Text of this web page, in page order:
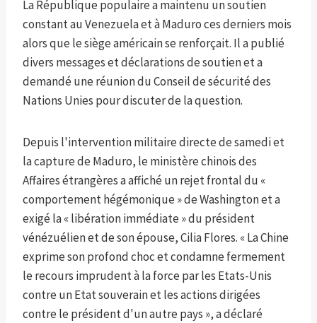
La République populaire a maintenu un soutien
constant au Venezuela et à Maduro ces derniers mois
alors que le siège américain se renforçait. Il a publié
divers messages et déclarations de soutien et a
demandé une réunion du Conseil de sécurité des
Nations Unies pour discuter de la question.
Depuis l'intervention militaire directe de samedi et
la capture de Maduro, le ministère chinois des
Affaires étrangères a affiché un rejet frontal du «
comportement hégémonique » de Washington et a
exigé la « libération immédiate » du président
vénézuélien et de son épouse, Cilia Flores. « La Chine
exprime son profond choc et condamne fermement
le recours imprudent à la force par les Etats-Unis
contre un Etat souverain et les actions dirigées
contre le président d'un autre pays », a déclaré